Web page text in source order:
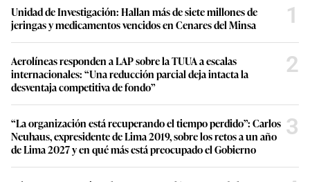
Unidad de Investigación: Hallan más de siete millones de
jeringas y medicamentos vencidos en Cenares del Minsa
1
Aerolíneas responden a LAP sobre la TUUA a escalas
internacionales: “Una reducción parcial deja intacta la
desventaja competitiva de fondo”
2
“La organización está recuperando el tiempo perdido”: Carlos
Neuhaus, expresidente de Lima 2019, sobre los retos a un año
de Lima 2027 y en qué más está preocupado el Gobierno
3